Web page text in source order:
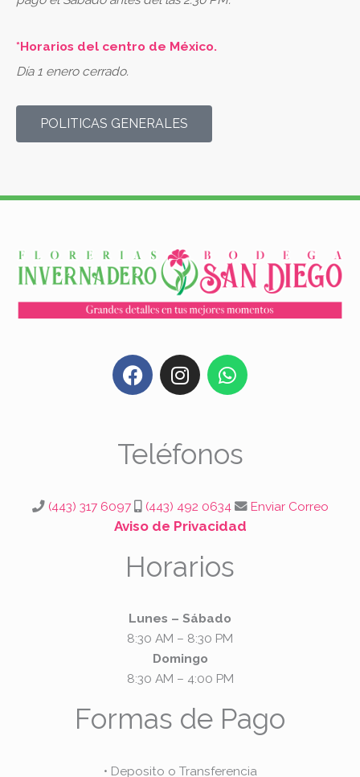
*Horarios del centro de México.
Día 1 enero cerrado.
POLITICAS GENERALES
F
a
b
o
k
I
n
a
g
a
m
W
h
s
a
p
Teléfonos
(443) 317 6097 (443) 492 0634 Enviar Correo
Aviso de Privacidad
Horarios
Lunes – Sábado
8:30 AM – 8:30 PM
Domingo
8:30 AM – 4:00 PM
Formas de Pago
• Deposito o Transferencia